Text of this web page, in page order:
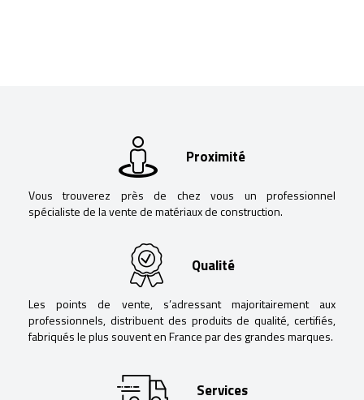
Proximité
Vous trouverez près de chez vous un professionnel
spécialiste de la vente de matériaux de construction.
Qualité
Les points de vente, s’adressant majoritairement aux
professionnels, distribuent des produits de qualité, certifiés,
fabriqués le plus souvent en France par des grandes marques.
Services